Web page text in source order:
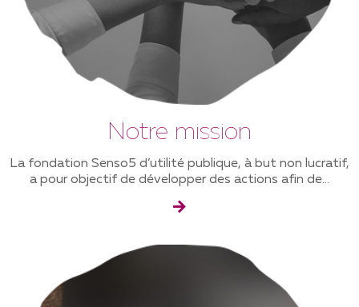
Notre mission
La fondation Senso5 d’utilité publique, à but non lucratif,
a pour objectif de développer des actions afin de...